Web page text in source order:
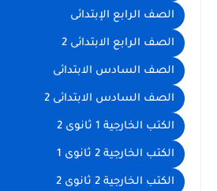
الصف الرابع الإبتدائى
الصف الرابع الابتدائى 2
الصف السادس الابتدائى
الصف السادس الابتدائى 2
الكتب الخارجية 1 ثانوى 2
الكتب الخارجية 2 ثانوى 1
الكتب الخارجية 2 ثانوى 2